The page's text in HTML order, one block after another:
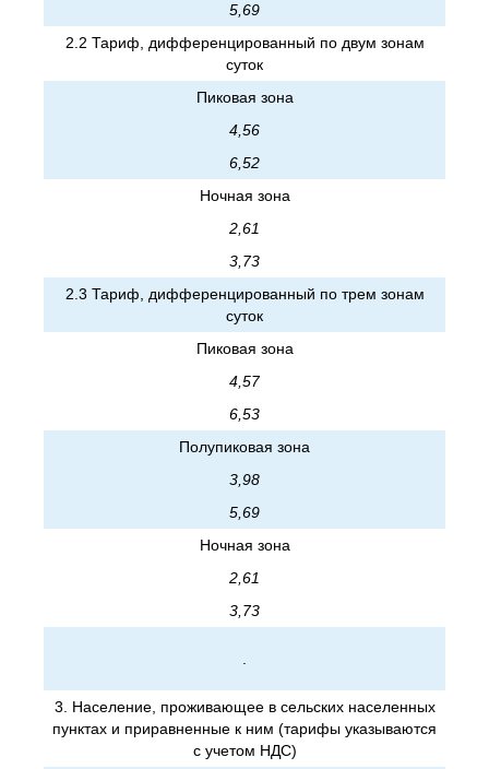
5,69
2.2 Тариф, дифференцированный по двум зонам
суток
Пиковая зона
4,56
6,52
Ночная зона
2,61
3,73
2.3 Тариф, дифференцированный по трем зонам
суток
Пиковая зона
4,57
6,53
Полупиковая зона
3,98
5,69
Ночная зона
2,61
3,73
3. Население, проживающее в сельских населенных
пунктах и приравненные к ним (тарифы указываются
с учетом НДС)